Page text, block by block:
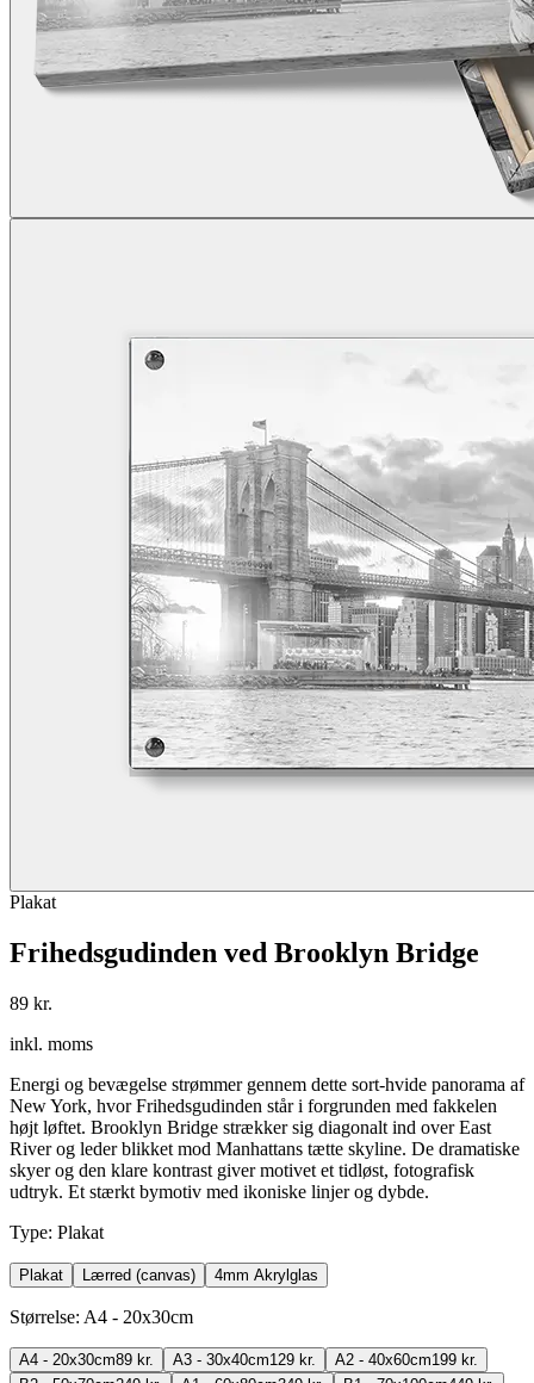
Plakat
Frihedsgudinden ved Brooklyn Bridge
89 kr.
inkl. moms
Energi og bevægelse strømmer gennem dette sort-hvide panorama af
New York, hvor Frihedsgudinden står i forgrunden med fakkelen
højt løftet. Brooklyn Bridge strækker sig diagonalt ind over East
River og leder blikket mod Manhattans tætte skyline. De dramatiske
skyer og den klare kontrast giver motivet et tidløst, fotografisk
udtryk. Et stærkt bymotiv med ikoniske linjer og dybde.
Type: Plakat
Plakat Lærred (canvas) 4mm Akrylglas
Størrelse: A4 - 20x30cm
A4 - 20x30cm89 kr. A3 - 30x40cm129 kr. A2 - 40x60cm199 kr.